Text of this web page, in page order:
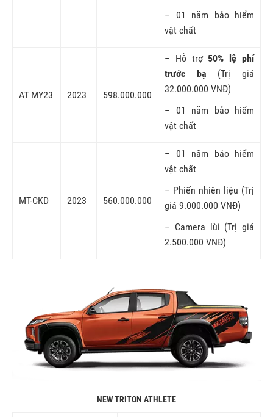
– 01 năm bảo hiểm
vật chất
AT MY23 2023 598.000.000
– Hỗ trợ50% lệ phí
trước bạ (Trị giá
32.000.000 VNĐ)
– 01 năm bảo hiểm
vật chất
MT-CKD 2023 560.000.000
– 01 năm bảo hiểm
vật chất
– Phiến nhiên liệu (Trị
giá 9.000.000 VNĐ)
– Camera lùi (Trị giá
2.500.000 VNĐ)
NEW TRITON ATHLETE